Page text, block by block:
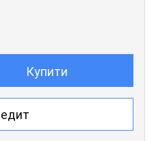
Купити